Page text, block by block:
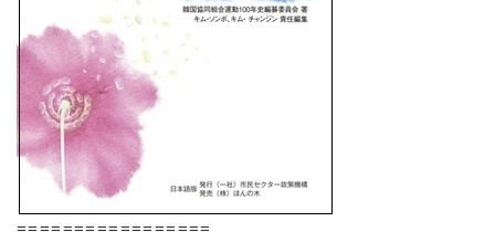
=================